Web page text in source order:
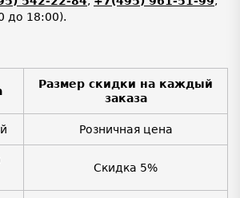
до 18:00).
Размер скидки на каждый
заказа
Розничная цена
Скидка 5%